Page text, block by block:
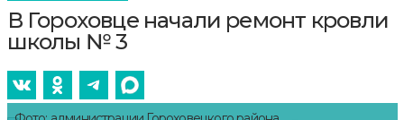
В Гороховце начали ремонт кровли
школы № 3